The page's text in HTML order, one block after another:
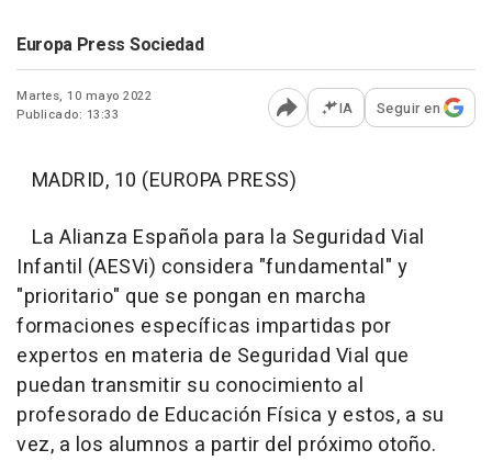
Europa Press Sociedad
Martes, 10 mayo 2022
Publicado: 13:33
Abrir opciones para
IA Seguir en
MADRID, 10 (EUROPA PRESS)
La Alianza Española para la Seguridad Vial
Infantil (AESVi) considera "fundamental" y
"prioritario" que se pongan en marcha
formaciones específicas impartidas por
expertos en materia de Seguridad Vial que
puedan transmitir su conocimiento al
profesorado de Educación Física y estos, a su
vez, a los alumnos a partir del próximo otoño.